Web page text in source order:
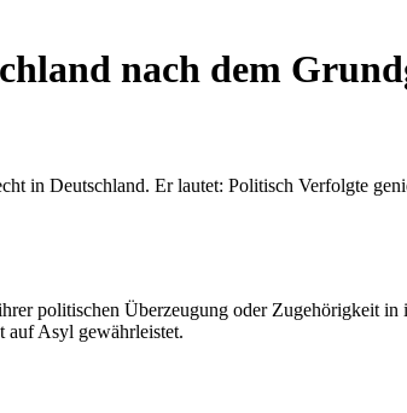
nach dem
in Deutschland. Er lautet: Politisch Verfolgte
politischen Überzeugung oder Zugehörigkeit
auf Asyl gewährleistet.